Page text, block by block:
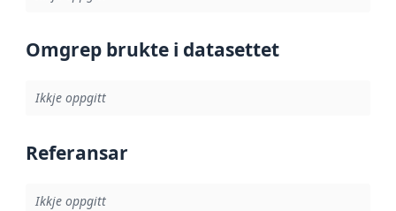
Omgrep brukte i datasettet
Ikkje oppgitt
Referansar
Ikkje oppgitt